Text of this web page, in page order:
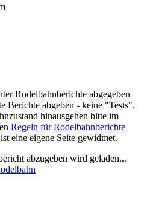
Rodelbahnberichte abgegeben
Berichte abgeben - keine "Tests".
hinausgehen bitte im
Regeln für Rodelbahnberichte
ist eine eigene Seite gewidmet.
abzugeben wird geladen...